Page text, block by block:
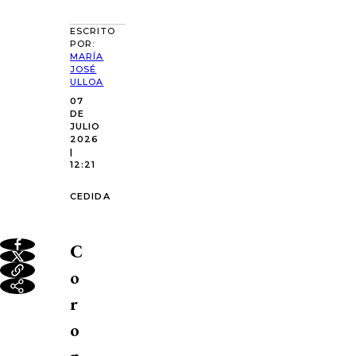
ESCRITO
POR:
MARÍA
JOSÉ
ULLOA
07
DE
JULIO
2026
|
12:21
CEDIDA
C
o
r
o